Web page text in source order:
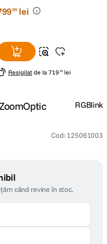
00 lei
Resigilat de la 719 10 lei
Cod: 125061003
RGBlink
când revine în stoc.